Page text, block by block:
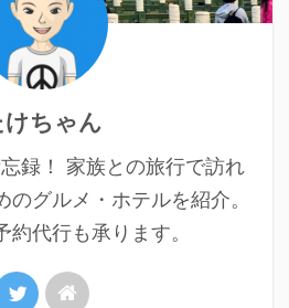
けちゃん
録！ 家族との旅行で訪れ
のグルメ・ホテルを紹介。
約代行も承ります。